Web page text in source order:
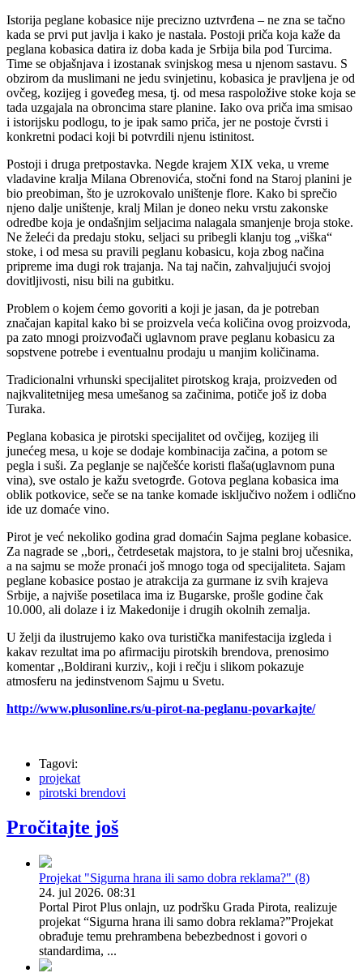
Istorija peglane kobasice nije precizno uztvrđena – ne zna se tačno
kada se prvi put javlja i kako je nastala. Postoji priča koja kaže da
peglana kobasica datira iz doba kada je Srbija bila pod Turcima.
Time se objašnjava i izostanak svinjskog mesa u njenom sastavu. S
obzirom da muslimani ne jedu svinjetinu, kobasica je pravljena je od
ovčeg, kozijeg i goveđeg mesa, tj. od mesa raspoložive stoke koja se
tada uzgajala na obroncima stare planine. Iako ova priča ima smisao
i istorijsku podlogu, to je ipak samo priča, jer ne postoje čvrsti i
Postoji i druga pretpostavka. Negde krajem XIX veka, u vreme
vladavine kralja Milana Obrenovića, stočni fond na Staroj planini je
bio preobiman, što je uzrokovalo uništenje flore. Kako bi sprečio
njeno dalje uništenje, kralj Milan je doneo neku vrstu zakonske
odredbe koja je ondašnjim seljacima nalagala smanjenje broja stoke.
Ne želeći da predaju stoku, seljaci su pribegli klanju tog „viška“
stoke, i od mesa su pravili peglanu kobasicu, koja zbog načina
pripreme ima dugi rok trajanja. Na taj način, zahvaljujući svojoj
Problem o kojem ćemo govoriti a koji je jasan, da je potreban
značajan kapital kako bi se proizvela veća količina ovog proizvoda,
pa zato mnogi proizvođači uglavnom prave peglanu kobasicu za
Tradicionalni vrhunski specijalitet pirotskog kraja, proizveden od
najkvalitetnijeg mesa umešanog sa začinima, potiče još iz doba
Peglana kobasica je pirotski specijalitet od ovčijeg, kozijeg ili
junećeg mesa, u koje se dodaje kombinacija začina, a potom se
pegla i suši. Za peglanje se najčešće koristi flaša(uglavnom puna
vina), sve ostalo je kažu svetogrđe. Gotova peglana kobasica ima
oblik potkovice, seče se na tanke komade isključivo nožem i odlično
Pirot je već nekoliko godina grad domaćin Sajma peglane kobasice.
Za nagrade se ,,bori,, četrdesetak majstora, to je stalni broj učesnika,
a na sajmu se može pronaći još mnogo toga od specijaliteta. Sajam
peglane kobasice postao je atrakcija za gurmane iz svih krajeva
Srbije, a najviše posetilaca ima iz Bugarske, prošle godine čak
U želji da ilustrujemo kako ova turistička manifestacija izgleda i
kakav rezultat ima po afirmaciju pirotskih brendova, prenosimo
komentar ,,Boldirani kurziv,, koji i rečju i slikom pokazuje
Tagovi:
projekat
Pročitajte još
Projekat "Sigurna hrana ili samo dobra reklama?" (8)
24. jul 2026. 08:31
Portal Pirot Plus onlajn, uz podršku Grada Pirota, realizuje
projekat “Sigurna hrana ili samo dobra reklama?”Projekat
obrađuje temu prehrambena bebezbednost i govori o
standardima, ...